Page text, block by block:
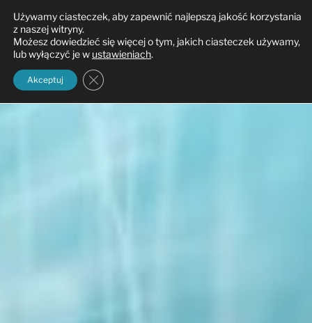
treści
Używamy ciasteczek, aby zapewnić najlepszą jakość korzystania
z naszej witryny.
Możesz dowiedzieć się więcej o tym, jakich ciasteczek używamy,
lub wyłączyć je w ustawieniach.
Akceptuj Zamknij panel powiadomień o ciasteczkach